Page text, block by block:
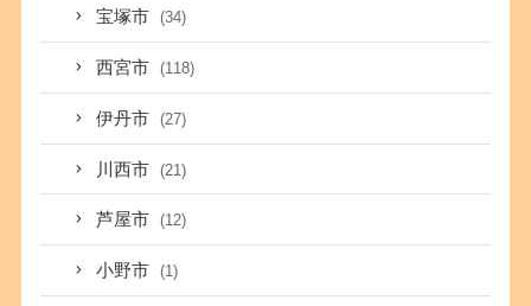
宝塚市 (34)
西宮市 (118)
伊丹市 (27)
川西市 (21)
芦屋市 (12)
小野市 (1)